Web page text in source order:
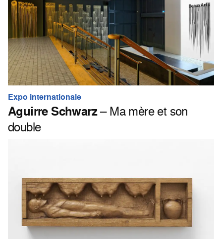
Expo internationale
Aguirre Schwarz– Ma mère et son
double